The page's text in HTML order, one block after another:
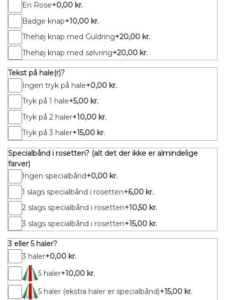
En Rose+0,00 kr.
Badge knap+10,00 kr.
Thehøj knap med Guldring+20,00 kr.
Thehøj knap med sølvring+20,00 kr.
Tekst på hale(r)?
Ingen tryk på hale+0,00 kr.
Tryk på 1 hale+5,00 kr.
Tryk på 2 haler+10,00 kr.
Tryk på 3 haler+15,00 kr.
Specialbånd i rosetten? (alt det der ikke er almindelige
farver)
Ingen specialbånd+0,00 kr.
1 slags specialbånd i rosetten+6,00 kr.
2 slags specialbånd i rosetten+10,50 kr.
3 slags specialbånd i rosetten+15,00 kr.
3 eller 5 haler?
3 haler+0,00 kr.
5 haler+10,00 kr.
5 haler (ekstra haler er specialbånd)+15,00 kr.